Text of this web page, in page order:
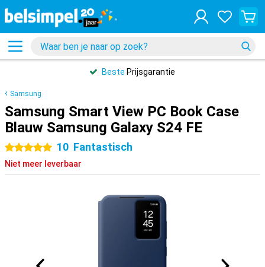
Beste Prijsgarantie
Samsung
Samsung Smart View PC Book Case
Blauw Samsung Galaxy S24 FE
5 sterren10 Fantastisch
Niet meer leverbaar